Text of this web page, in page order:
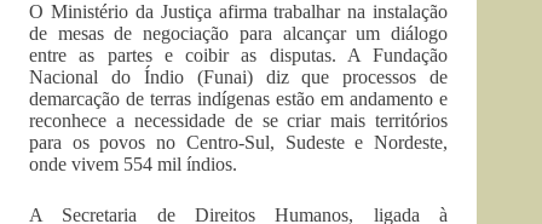
O Ministério da Justiça afirma trabalhar na instalação
de mesas de negociação para alcançar um diálogo
entre as partes e coibir as disputas. A Fundação
Nacional do Índio (Funai) diz que processos de
demarcação de terras indígenas estão em andamento e
reconhece a necessidade de se criar mais territórios
para os povos no Centro-Sul, Sudeste e Nordeste,
onde vivem 554 mil índios.
A Secretaria de Direitos Humanos, ligada à